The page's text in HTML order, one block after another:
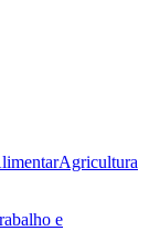
Agricultura
e